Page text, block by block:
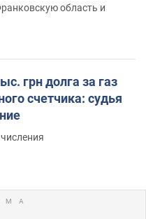
область и
грн долга за газ
счетчика: судья